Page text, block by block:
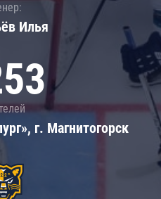
Илья
г. Магнитогорск